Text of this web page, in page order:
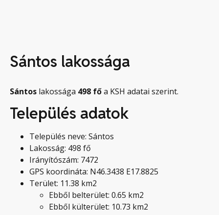
Sántos lakossága
Sántos lakossága 498 főa KSH adatai szerint.
Település adatok
Település neve: Sántos
Lakosság: 498 fő
Irányítószám: 7472
GPS koordináta: N46.3438 E17.8825
Terület: 11.38 km2
Ebből belterület: 0.65 km2
Ebből külterület: 10.73 km2